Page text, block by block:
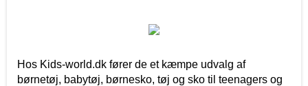
Hos Kids-world.dk fører de et kæmpe udvalg af
børnetøj, babytøj, børnesko, tøj og sko til teenagers og